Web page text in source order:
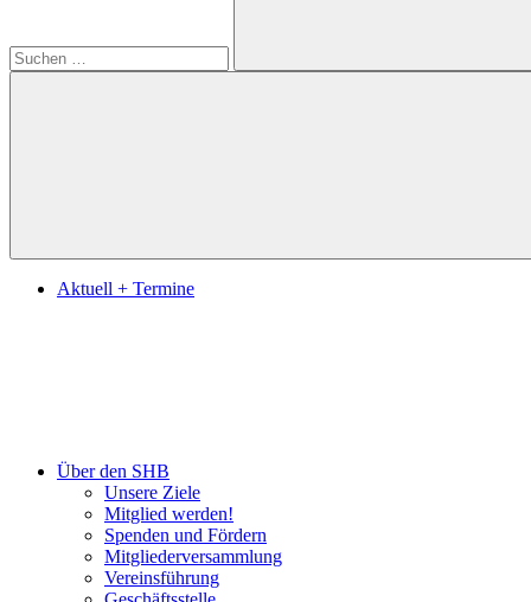
Suchen
Aktuell + Termine
Über den SHB
Unsere Ziele
Mitglied werden!
Spenden und Fördern
Mitgliederversammlung
Vereinsführung